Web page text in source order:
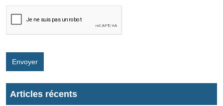
Envoyer
Articles récents